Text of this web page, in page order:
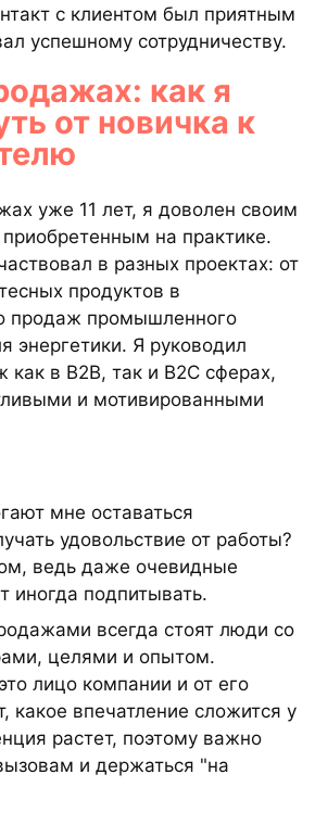
с клиентом был приятным
успешному сотрудничеству.
как я
от новичка к
уже 11 лет, я доволен своим
на практике.
в разных проектах: от
продуктов в
продаж промышленного
энергетики. Я руководил
в B2B, так и B2C сферах,
и мотивированными
мне оставаться
удовольствие от работы?
ведь даже очевидные
иногда подпитывать.
всегда стоят люди со
целями и опытом.
лицо компании и от его
какое впечатление сложится у
растет, поэтому важно
и держаться "на